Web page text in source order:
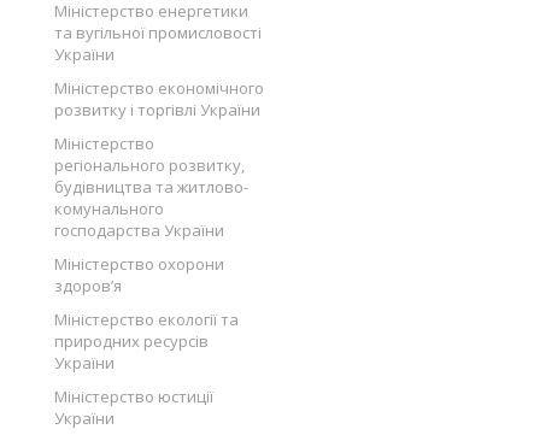
Міністерство енергетики
та вугільної промисловості
України
Міністерство економічного
розвитку і торгівлі України
Міністерство
регіонального розвитку,
будівництва та житлово-
комунального
господарства України
Міністерство охорони
здоров’я
Міністерство екології та
природних ресурсів
України
Міністерство юстиції
України